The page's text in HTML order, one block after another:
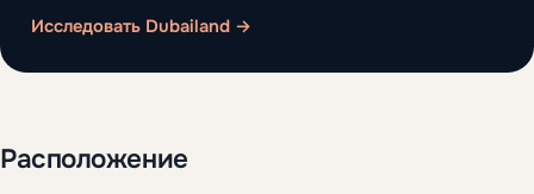
Исследовать Dubailand →
Расположение